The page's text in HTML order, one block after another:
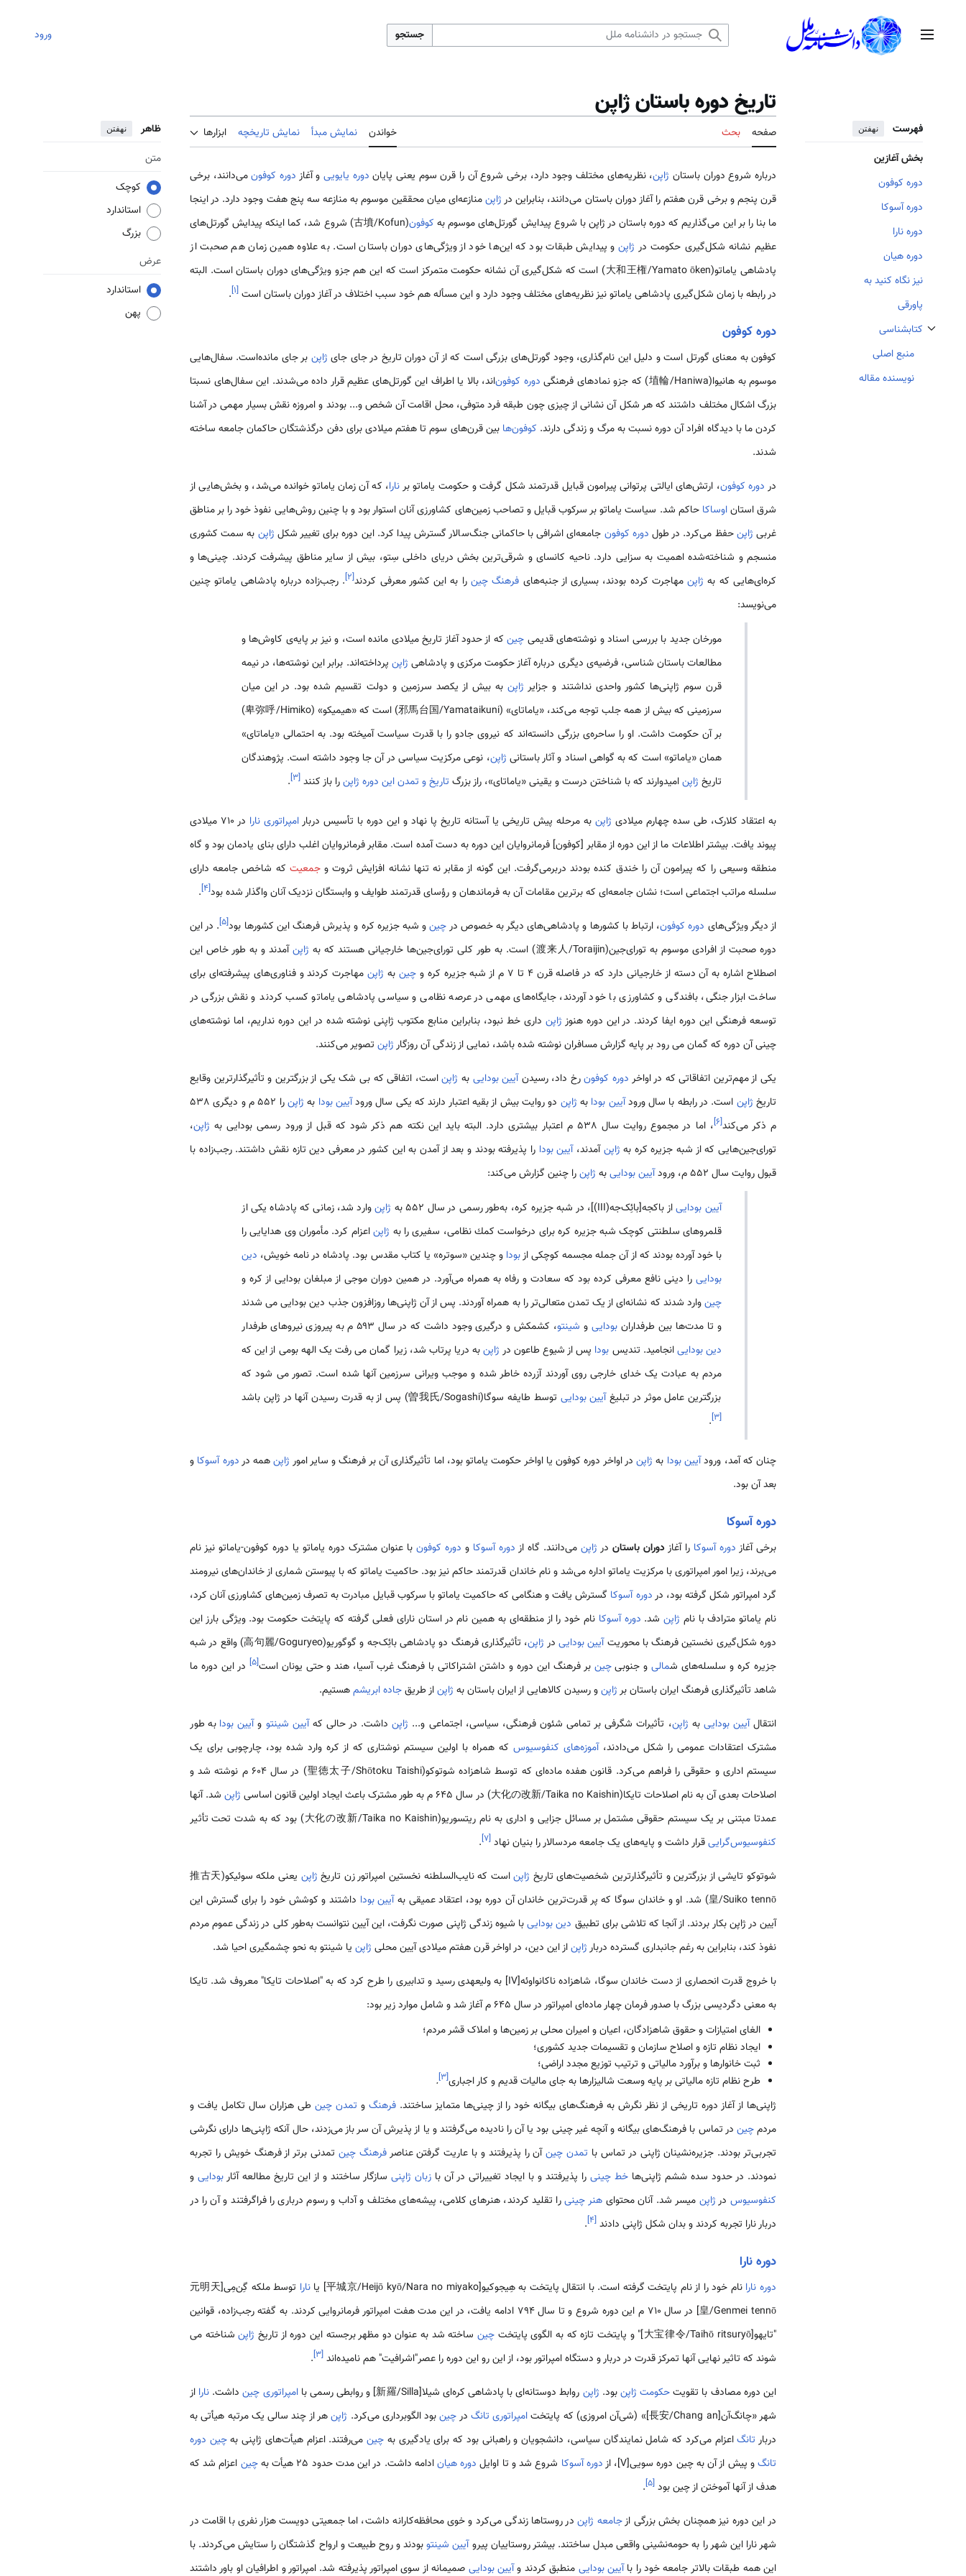
منوی اصلی جستجو ورود
فهرست نهفتن
بخش آغازین
دوره کوفون
دوره آسوکا
دوره نارا
دوره هیان
نیز نگاه کنید به
پاورقی
کتابشناسی
تغییر وضعیت زیربخش‌های کتابشناسی
منبع اصلی
نویسنده مقاله
تاریخ دوره باستان ژاپن
صفحه بحث خواندن نمایش مبدأ نمایش تاریخچه ابزارها ظاهر نهفتن
متن
کوچک
استاندارد
بزرگ
عرض
استاندارد
پهن
درباره شروع دوران باستان ژاپن، نظریه‌های مختلف وجود دارد، برخی شروع آن را قرن سوم یعنی پایان دوره یایوییو آغاز دوره کوفونمی‌دانند، برخی
قرن پنجم و برخی قرن هفتم را آغاز دوران باستان می‌دانند، بنابراین درژاپنمنازعه‌ای میان محققین موسوم به منازعه سه پنج هفت وجود دارد. در اینجا
ما بنا را بر این می‌گذاریم که دوره باستان در ژاپن با شروع پیدایش گورتل‌های موسوم به کوفون
(古墳/Kofun) شروع شد، کما اینکه پیدایش گورتل‌های
عظیم نشانه شکل‌گیری حکومت در ژاپنو پیدایش طبقات بود که این‌ها خود از ویژگی‌های دوران باستان است. به علاوه همین زمان هم صحبت از
پادشاهی یاماتو(大和王権/Yamato ōken) است که شکل‌گیری آن نشانه حکومت متمرکز است که این هم جزو ویژگی‌های دوران باستان است. البته
در رابطه با زمان شکل‌گیری پادشاهی یاماتو نیز نظریه‌های مختلف وجود دارد و این مسأله هم خود سبب اختلاف در آغاز دوران باستان است [۱]
.
دوره کوفون
کوفون به معنای گورتل است و دلیل این نام‌گذاری، وجود گورتل‌های بزرگی است که از آن دوران تاریخ در جای جای ژاپن بر جای مانده‌است. سفال‌هایی
موسوم به هانیوا(埴輪/Haniwa) که جزو نمادهای فرهنگی
دوره کوفون‌اند، بالا یا اطراف این گورتل‌های عظیم قرار داده می‌شدند. این سفال‌های نسبتا
بزرگ اشکال مختلف داشتند که هر شکل آن نشانی از چیزی چون طبقه فرد متوفی، محل اقامت آن شخص و... بودند و امروزه نقش بسیار مهمی در آشنا
کردن ما با دیدگاه افراد آن دوره نسبت به مرگ و زندگی دارند. کوفون‌ها بین قرن‌های سوم تا هفتم میلادی برای دفن درگذشتگان حاكمان جامعه ساخته
شدند.
در دوره کوفون، ارتش‌های ایالتی پرتوانی پیرامون قبایل قدرتمند شکل گرفت و حکومت یاماتو برنارا، که آن زمان یاماتو خوانده می‌شد، و بخش‌هایی از
شرق استاناوساکا حاکم شد. سیاست یاماتو بر سرکوب قبایل و تصاحب زمین‌های کشاورزی آنان استوار بود و با چنین روش‌هایی نفوذ خود را بر مناطق
غربی ژاپنحفظ می‌کرد. در طول دوره کوفون جامعه‌ای اشرافی با حاکمانی جنگ‌سالار گسترش پیدا کرد. این دوره برای تغییر شکل ژاپن به سمت کشوری
منسجم و شناخته‌شده اهمیت به سزایی دارد. ناحیه کانسای و شرقی‌ترین بخش دریای داخلی سِتو، بیش از سایر مناطق پیشرفت کردند. چینی‌ها و
کره‌ای‌هایی که به ژاپنمهاجرت کرده بودند، بسیاری از جنبه‌های فرهنگ چینرا به این کشور معرفی کردند[۲]. رجب‌زاده درباره پادشاهی یاماتو چنین
می‌نویسد:
مورخان جدید با بررسی اسناد و نوشته‌های قدیمی چینکه از حدود آغاز تاریخ میلادی مانده است، و نیز بر پایه‌ی کاوش‌ها و
مطالعات باستان شناسی، فرضیه‌ی دیگری درباره آغاز حکومت مرکزی و پادشاهی ژاپن پرداخته‌اند. برابر این نوشته‌ها، در نیمه
قرن سوم ژاپنی‌ها کشور واحدی نداشتند و جزایر ژاپنبه بیش از یکصد سرزمین و دولت تقسیم شده بود. در این میان
سرزمینی که بیش از همه جلب توجه می‌کند، «یاماتای» (邪馬台国/Yamataikuni) است که «هیمیکو» (卑弥呼/Himiko)
بر آن حکومت داشت. او را ساحره‌ی بزرگی دانسته‌اند که نیروی جادو را با قدرت سیاست آمیخته بود. به احتمالی «یاماتای»
همان «یاماتو» است که به گواهی اسناد و آثار باستانی ژاپن، نوعی مرکزیت سیاسی در آن جا وجود داشته است. پژوهندگان
تاریخ ژاپنامیدوارند که با شناختن درست و یقینی «یاماتای»، راز بزرگ تاریخ و تمدن این دوره ژاپنرا باز کنند [۳]
.
به اعتقاد کلارک، طی سده چهارم میلادی ژاپن به مرحله پیش تاریخی یا آستانه تاریخ پا نهاد و این دوره با تأسیس دربارامپراتوری نارا
در ۷۱۰ میلادی
پیوند یافت. بیشتر اطلاعات ما از این دوره از مقابر [کوفون] فرمانروایان این دوره به دست آمده است. مقابر فرمانروایان اغلب دارای بنای یادمان بود و گاه
منطقه وسیعی را که پیرامون آن را خندق کنده بودند دربرمی‌گرفت. این گونه از مقابر نه تنها نشانه افزایش ثروت وجمعیت که شاخص جامعه دارای
سلسله مراتب اجتماعی است؛ نشان جامعه‌ای که برترین مقامات آن به فرماندهان و رؤسای قدرتمند طوایف و وابستگان نزدیک آنان واگذار شده بود[۴]
.
از دیگر ویژگی‌های دوره کوفون، ارتباط با کشورها و پادشاهی‌های دیگر به خصوص درچینو شبه جزیره کره و پذیرش فرهنگ این کشورها بود[۵]. در این
دوره صحبت از افرادی موسوم به تورای‌جین(渡来人/Toraijin) است. به طور کلی تورای‌جین‌ها خارجیانی هستند که به
ژاپنآمدند و به طور خاص این
اصطلاح اشاره به آن دسته از خارجیانی دارد که در فاصله قرن 4 تا 7 م از شبه جزیره کره و
چین به ژاپنمهاجرت کردند و فناوری‌های پیشرفته‌ای برای
ساخت ابزار جنگی، بافندگی و کشاورزی با خود آوردند، جایگاه‌های مهمی در عرصه نظامی و سیاسی پادشاهی یاماتو کسب کردند و نقش بزرگی در
توسعه فرهنگی این دوره ایفا کردند. در این دوره هنوز ژاپن داری خط نبود، بنابراین منابع مکتوب ژاپنی نوشته شده در این دوره نداریم، اما نوشته‌های
چینی آن دوره که گمان می رود بر پایه گزارش مسافران نوشته شده باشد، نمایی از زندگی آن روزگارژاپن تصویر می‌کنند.
یکی از مهم‌ترین اتفاقاتی که در اواخر دوره کوفونرخ داد، رسیدنآیین بودایی به ژاپناست، اتفاقی که بی شک یکی از بزرگترین و تأثیرگذارترین وقایع
تاریخ ژاپن است. در رابطه با سال ورودآیین بودا به ژاپن دو روایت بیش از بقیه اعتبار دارند که یکی سال ورودآیین بودا به ژاپن
را 552 م و دیگری 538
م ذکر می‌کند[۶]، اما در مجموع روایت سال 538 م اعتبار بیشتری دارد. البته باید این نکته هم ذکر شود که قبل از ورود رسمی بودایی به ژاپن،
تورای‌جین‌هایی که از شبه جزیره کره به ژاپنآمدند،آیین بودا را پذیرفته بودند و بعد از آمدن به این کشور در معرفی دین تازه نقش داشتند. رجب‌زاده با
قبول روایت سال 552 م، ورود
آیین بوداییبه ژاپنرا چنین گزارش می‌کند:
آیین بوداییاز باکجه[بائِک‌جه(III)]، در شبه جزیره کره، به‌طور رسمی در سال ۵۵۲ به ژاپنوارد شد، زمانی که پادشاه یکی از
قلمروهای سلطنتی کوچک شبه جزیره کره برای درخواست كمك نظامی، سفیری را به ژاپناعزام کرد. مأموران وی هدایایی را
با خود آورده بودند که از آن جمله مجسمه کوچکی ازبودا و چندین «سوتره» یا کتاب مقدس بود. پادشاه در نامه خویش، دین
بودایی را دینی نافع معرفی کرده بود که سعادت و رفاه به همراه می‌آورد. در همین دوران موجی از مبلغان بودایی از کره و
چینوارد شدند که نشانه‌ای از یک تمدن متعالی‌تر را به همراه آوردند. پس از آن ژاپنی‌ها روزافزون جذب دین بودایی می شدند
و تا مدت‌ها بین طرفداران بوداییو شینتو، کشمکش و درگیری وجود داشت که در سال ۵۹۳ م به پیروزی نیروهای طرفدار
دین بوداییانجامید. تندیس بودا پس از شیوع طاعون در ژاپنبه دریا پرتاب شد، زیرا گمان می رفت یک الهه بومی از این که
مردم به عبادت یک خدای خارجی روی آوردند آزرده خاطر شده و موجب ویرانی سرزمین آنها شده است. تصور می شود که
بزرگترین عامل موثر در تبلیغآیین بودایی توسط طایفه سوگا(曽我氏/Sogashi) پس از به قدرت رسیدن آنها در ژاپن باشد
[۳]
.
چنان که آمد، ورودآیین بودا به ژاپندر اواخر دوره کوفون یا اواخر حکومت یاماتو بود، اما تأثیرگذاری آن بر فرهنگ و سایر امور ژاپنهمه دردوره آسوکا و
بعد آن بود.
دوره آسوکا
برخی آغاز دوره آسوکا را آغازدوران باستان در ژاپن می‌دانند. گاه از دوره آسوکا و دوره کوفون با عنوان مشترک دوره یاماتو یا دوره کوفون-یاماتو نیز نام
می‌برند، زیرا امور امپراتوری با مرکزیت یاماتو اداره می‌شد و نام خاندان قدرتمند حاکم نیز بود. حاکمیت یاماتو که با پیوستن شماری از خاندان‌های نیرومند
گرد امپراتور شکل گرفته بود، دردوره آسوکا گسترش یافت و هنگامی که حاکمیت یاماتو با سرکوب قبایل مبادرت به تصرف زمین‌های کشاورزی آنان کرد،
نام یاماتو مترادف با نام ژاپنشد. دوره آسوکا نام خود را از منطقه‌ای به همین نام در استان نارای فعلی گرفته که پایتخت حکومت بود. ویژگی بارز این
دوره شکل‌گیری نخستین فرهنگ با محوریتآیین بودایی در ژاپن
، تأثیرگذاری فرهنگ دو پادشاهی بائِک‌جه و گوگوریو(高句麗/Goguryeo) واقع در شبه
جزیره کره و سلسله‌های شمالیو جنوبیچین بر فرهنگ این دوره و داشتن اشتراکاتی با فرهنگ غرب آسیا، هند و حتی یونان است[۵] در این دوره ما
شاهد تأثیرگذاری فرهنگ ایران باستان برژاپنو رسیدن کالاهایی از ایران باستان به ژاپناز طریقجاده ابریشمهستیم.
انتقالآیین بودایی به ژاپن، تأثیرات شگرفی بر تمامی شئون فرهنگی، سیاسی، اجتماعی و... ژاپنداشت. در حالی کهآیین شینتو وآیین بودا به طور
مشترک اعتقادات عمومی را شکل می‌دادند،آموزه‌های کنفوسیوس که همراه با اولین سیستم نوشتاری که از کره وارد شده بود، چارچوبی برای یک
سیستم اداری و حقوقی را فراهم می‌کرد. قانون هفده ماده‌ای که توسط شاهزاده شوتوکو(聖徳太子/Shōtoku Taishi) در سال 604 م نوشته شد و
اصلاحات بعدی آن به نام اصلاحات تایکا(大化の改新/Taika no Kaishin) در سال 645 م به طور مشترک باعث ایجاد اولین قانون اساسی
ژاپنشد. آنها
عمدتا مبتنی بر یک سیستم حقوقی مشتمل بر مسائل جزایی و اداری به نام ریتسوریو(大化の改新/Taika no Kaishin) بود که به شدت تحت تأثیر
کنفوسیوس‌گراییقرار داشت و پایه‌های یک جامعه مردسالار را بنیان نهاد [۷]
.
شوتوکو تایشی از بزرگترین و تأثیرگذارترین شخصیت‌های تاریخ ژاپناست که نایب‌السلطنه نخستین امپراتور زن تاریخ ژاپن
یعنی ملکه سوئیکو(推古天
皇/Suiko tennō) شد. او و خاندان سوگا که پر قدرت‌ترین خاندان‌ آن دوره بود، اعتقاد عمیقی به
آیین بودا داشتند و کوشش خود را برای گسترش این
آیین در ژاپن بکار بردند. از آنجا كه تلاشی برای تطبیق دین بوداییبا شیوه زندگی ژاپنی صورت نگرفت، این آیین نتوانست به‌طور کلی در زندگی عموم مردم
نفوذ کند، بنابراین به رغم جانبداری گسترده دربارژاپناز این دین، در اواخر قرن هفتم میلادی آیین محلی ژاپن یا شینتو به نحو چشمگیری احیا شد.
با خروج قدرت انحصاری از دست خاندان سوگا، شاهزاده ناکانواوئه[IV] به ولیعهدی رسید و تدابیری را طرح کرد که به "اصلاحات تایکا" معروف شد. تایکا
به معنی دگردیسی بزرگ با صدور فرمان چهار ماده‌ای امپراتور در سال ۶۴۵ م آغاز شد و شامل موارد زیر بود:
الغای امتیازات و حقوق شاهزادگان، اعیان و امیران محلی بر زمین‌ها و املاک قشر مردم؛
ایجاد نظام تازه و اصلاح سازمان و تقسیمات جدید کشوری؛
ثبت خانوارها و برآورد مالیاتی و ترتیب توزیع مجدد اراضی؛
طرح نظام تازه مالیاتی بر پایه وسعت شالیزارها به جای مالیات قدیم و کار اجباری[۳]
.
ژاپنی‌ها از آغاز دوره تاریخی از نظر نگرش به فرهنگ‌های بیگانه خود را از چینی‌ها متمایز ساختند.فرهنگ و تمدن چین طی هزاران سال تکامل یافت و
مردمچین در تماس با فرهنگ‌های بیگانه و آنچه غیر چینی بود یا آن را نادیده می‌گرفتند و یا از پذیرش آن سر باز می‌زدند، حال آنکه ژاپنی‌ها دارای نگرشی
تجربی‌تر بودند. جزیره‌نشینان ژاپنی در تماس با تمدن چینآن را پذیرفتند و با عاریت گرفتن عناصرفرهنگ چین تمدنی برتر از فرهنگ خویش را تجربه
نمودند. در حدود سده ششم ژاپنی‌ها خط چینی را پذیرفتند و با ایجاد تغییراتی در آن با زبان ژاپنی سازگار ساختند و از این تاریخ مطالعه آثاربودایی و
کنفوسیوسدرژاپن میسر شد. آنان محتوایهنر چینیرا تقلید کردند، هنرهای کلامی، پیشه‌های مختلف و آداب و رسوم درباری را فراگرفتند و آن را در
دربار نارا تجربه کردند و بدان شکل ژاپنی دادند [۴]
.
دوره نارا
دوره نارا نام خود را از نام پایتخت گرفته است. با انتقال پایتخت به هِیجوکیو[平城京/Heijō kyō/Nara no miyako] یا نارا
توسط ملكه گِن‌مِی[元明天
皇/Genmei tennō] در سال 710 م این دوره شروع و تا سال 794 ادامه یافت، در این مدت هفت امپراتور فرمانروایی كردند. به گفته رجب‌زاده، قوانین
"تایهو[大宝律令/Taihō ritsuryō]" و پایتخت تازه كه به الگوی پایتخت
چینساخته شد به عنوان دو مظهر برجسته این دوره از تاریخ ژاپنشناخته می
شوند که تاثیر نهایی آنها تمركز قدرت در دربار و دستگاه امپراتور بود، از این رو این دوره را عصر"اشرافیت" هم نامیده‌اند [۳]
.
این دوره مصادف با تقویتحکومت ژاپنبود. ژاپن روابط دوستانه‌ای با پادشاهی کره‌ای شیلا[新羅/Silla] و روابطی رسمی با امپراتوری چینداشت. نارا از
شهر «چانگ‌آن[長安/Chang an]» (شی‌آن امروزی) که پایتخت
امپراتوری تانگ درچینبود الگوبرداری می‌کرد. ژاپنهر از چند سالی یک مرتبه هیأتی به
دربار تانگاعزام می‌کرد که شامل نمایندگان سیاسی، دانشجویان و راهبانی بود که برای یادگیری به چینمی‌رفتند. اعزام هیأت‌های ژاپنی بهچین دوره
تانگو پیش از آن به چین دوره سویی[V]، از دوره آسوکا شروع شد و تا اوایل دوره هیانادامه داشت. در این مدت حدود 25 هیأت به چین اعزام شد که
هدف از آنها آموختن از چین بود [۵]
.
در این دوره نیز همچنان بخش بزرگی ازجامعه ژاپن در روستاها زندگی می‌کرد و خوی محافظه‌کارانه داشت، اما جمعیتی دویست هزار نفری با اقامت در
شهر نارا این شهر را به حومه‌نشینی واقعی مبدل ساختند. بیشتر روستاییان پیروآیین شینتوبودند و روح طبیعت و ارواح گذشتگان را ستایش می‌کردند. با
این همه طبقات بالاتر جامعه خود را باآیین بودایی منطبق کردند وآیین بودایی صمیمانه از سوی امپراتور پذیرفته شد. امپراتور و اطرافیان او باور داشتند